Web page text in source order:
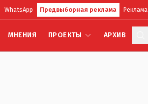
WhatsApp Предвыборная реклама Реклама
МНЕНИЯ ПРОЕКТЫ АРХИВ